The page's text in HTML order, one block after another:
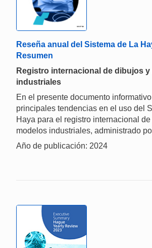
Reseña anual del Sistema de La
Resumen
Registro internacional de dibujos
industriales
En el presente documento
principales tendencias en el uso del
Haya para el registro internacional
modelos industriales, administrado
Año de publicación: 2024